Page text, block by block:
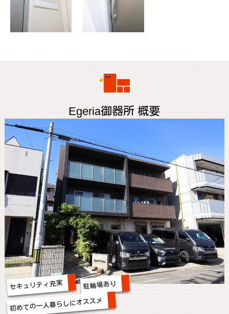
Egeria御器所 概要
セキュリティ充実 駐輪場あり
初めての一人暮らしにオススメ